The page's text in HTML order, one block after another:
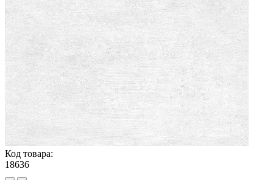
Код товара:
18636